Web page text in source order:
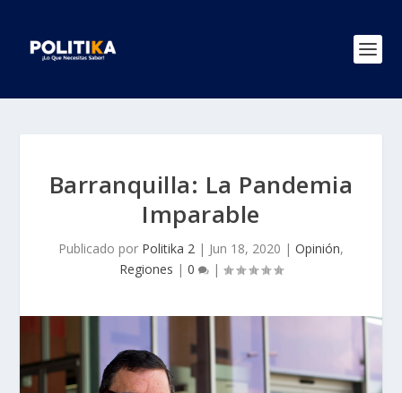
Barranquilla: La Pandemia
Imparable
Publicado por Politika 2 | Jun 18, 2020 | Opinión,
Regiones | 0 |